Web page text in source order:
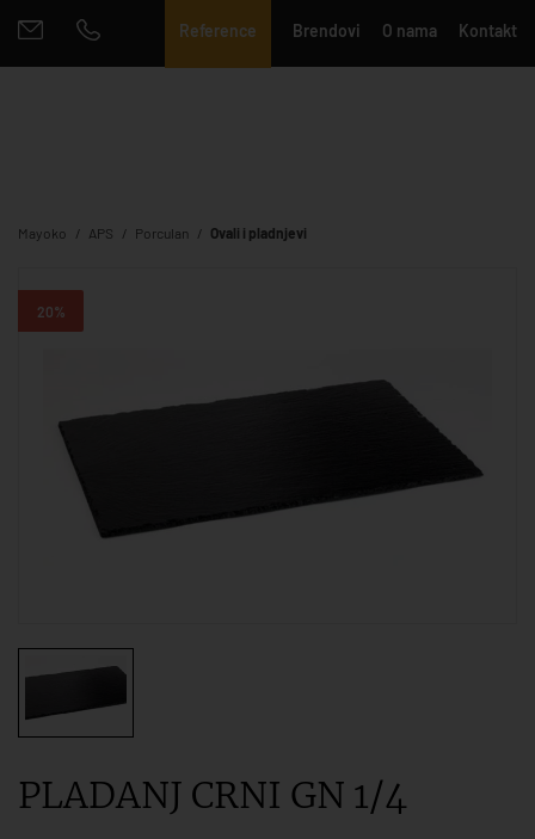
Reference Brendovi O nama Kontakt
Mayoko APS Porculan Ovali i pladnjevi
20%
PLADANJ CRNI GN 1/4